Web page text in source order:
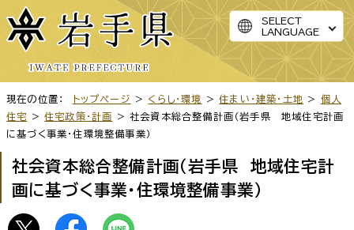
SELECT
LANGUAGE
現在の位置： トップページ > くらし・環境 >住まい・建築・土地 > 個人
住宅
>住宅政策・計画
> 社会資本総合整備計画（岩手県 地域住宅計画
に基づく事業・住環境整備事業）
社会資本総合整備計画（岩手県 地域住宅計
画に基づく事業・住環境整備事業）